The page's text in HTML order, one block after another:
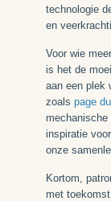
technologie
en
Voor wie
is het de
aan een plek
zoals page
inspiratie
onze
Kortom,
met